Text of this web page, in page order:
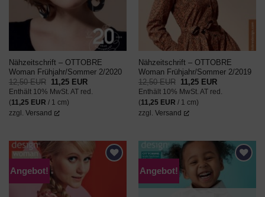
Nähzeitschrift – OTTOBRE
Woman Frühjahr/Sommer 2/2020
12,50EUR
Ursprünglicher
Preis
war:
12,50 EUR
11,25 EURAktueller
Preis
ist:
Enthält 10% MwSt. AT red.
(11,25 EUR / 1 cm)
zzgl. Versand
Nähzeitschrift – OTTOBRE
Woman Frühjahr/Sommer 2/2019
12,50EUR
Ursprünglicher
Preis
war:
12,50 EUR
11,25 EURAktueller
Preis
ist:
Enthält 10% MwSt. AT red.
(11,25 EUR / 1 cm)
zzgl. Versand
Angebot!
AUF DEN
WUNSCHZETTEL
Angebot!
AUF DEN
WUNSCHZETTEL